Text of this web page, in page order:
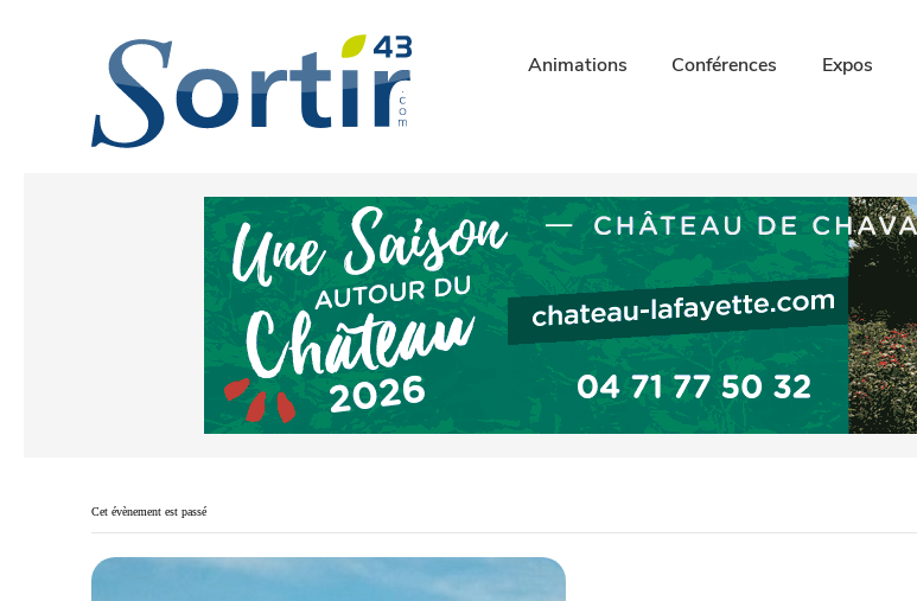
Animations Conférences Expos
Cet évènement est passé